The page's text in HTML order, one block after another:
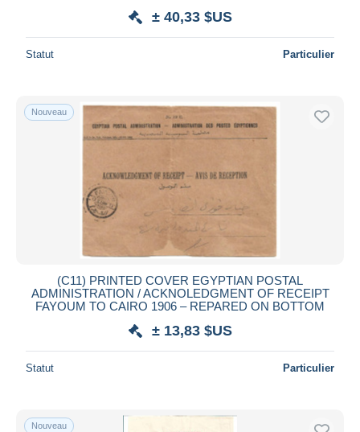
± 40,33 $US
Statut Particulier
Nouveau
(C11) PRINTED COVER EGYPTIAN POSTAL
ADMINISTRATION / ACKNOLEDGMENT OF RECEIPT
FAYOUM TO CAIRO 1906 – REPARED ON BOTTOM
± 13,83 $US
Statut Particulier
Nouveau